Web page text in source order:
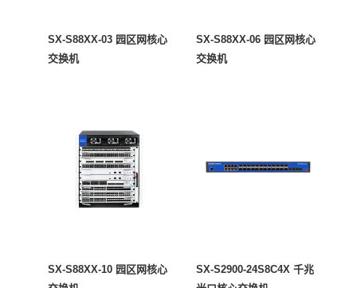
SX-S88XX-03 园区网核心
交换机
SX-S88XX-06 园区网核心
交换机
SX-S88XX-10 园区网核心
SX-S2900-24S8C4X 千兆